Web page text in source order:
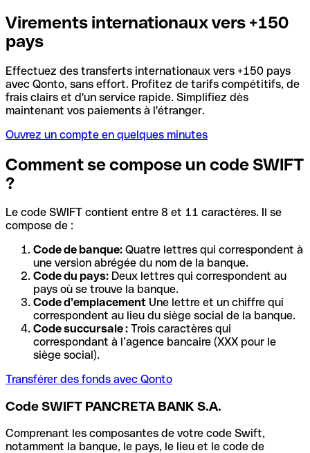
Virements internationaux vers +150
pays
Effectuez des transferts internationaux vers +150 pays
avec Qonto, sans effort. Profitez de tarifs compétitifs, de
frais clairs et d'un service rapide. Simplifiez dès
maintenant vos paiements à l'étranger.
Ouvrez un compte en quelques minutes
Comment se compose un code SWIFT
?
Le code SWIFT contient entre 8 et 11 caractères. Il se
compose de :
Code de banque: Quatre lettres qui correspondent à
une version abrégée du nom de la banque.
Code du pays: Deux lettres qui correspondent au
pays où se trouve la banque.
Code d’emplacement Une lettre et un chiffre qui
correspondent au lieu du siège social de la banque.
Code succursale : Trois caractères qui
correspondant à l’agence bancaire (XXX pour le
siège social).
Transférer des fonds avec Qonto
Code SWIFT PANCRETA BANK S.A.
Comprenant les composantes de votre code Swift,
notamment la banque, le pays, le lieu et le code de